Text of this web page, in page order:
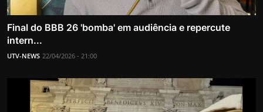
Final do BBB 26 'bomba' em audiência e repercute
intern...
UTV-NEWS 22/04/2026 - 21:00